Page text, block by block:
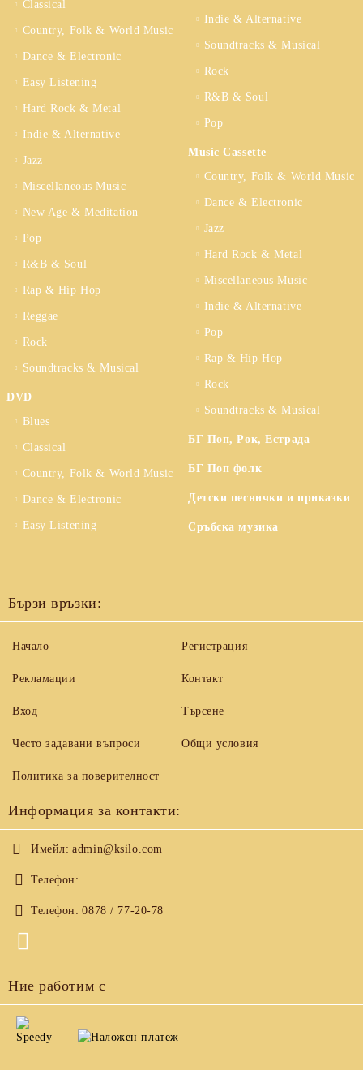
Classical
Country, Folk & World Music
Dance & Electronic
Easy Listening
Hard Rock & Metal
Indie & Alternative
Jazz
Miscellaneous Music
New Age & Meditation
Pop
R&B & Soul
Rap & Hip Hop
Reggae
Rock
Soundtracks & Musical
DVD
Blues
Classical
Country, Folk & World Music
Dance & Electronic
Easy Listening
Indie & Alternative
Soundtracks & Musical
Rock
R&B & Soul
Pop
Music Cassette
Country, Folk & World Music
Dance & Electronic
Jazz
Hard Rock & Metal
Miscellaneous Music
Indie & Alternative
Pop
Rap & Hip Hop
Rock
Soundtracks & Musical
БГ Поп, Рок, Естрада
БГ Поп фолк
Детски песнички и приказки
Сръбска музика
Бързи връзки:
Начало
Рекламации
Вход
Често задавани въпроси
Регистрация
Контакт
Търсене
Общи условия
Политика за поверителност
Информация за контакти:
Имейл: admin@ksilo.com
Телефон:
Телефон: 0878 / 77-20-78
Ние работим с